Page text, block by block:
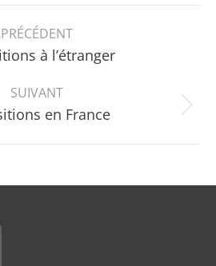
PRÉCÉDENT
Album
précédent
:
à l’étranger
SUIVANT
Album
:
en France